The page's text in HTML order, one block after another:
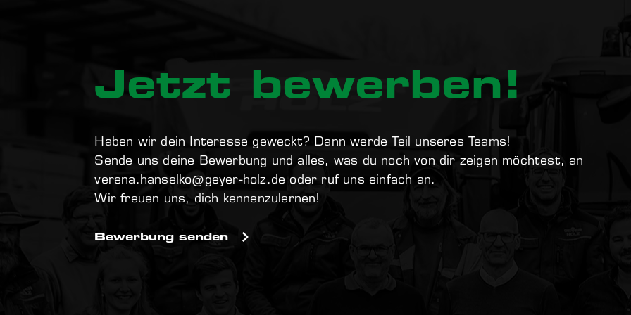
Jetzt bewerben!
Haben wir dein Interesse geweckt? Dann werde Teil unseres Teams!
Sende uns deine Bewerbung und alles, was du noch von dir zeigen möchtest, an
verena.hanselko@geyer-holz.de oder ruf uns einfach an.
Wir freuen uns, dich kennenzulernen!
Bewerbung senden